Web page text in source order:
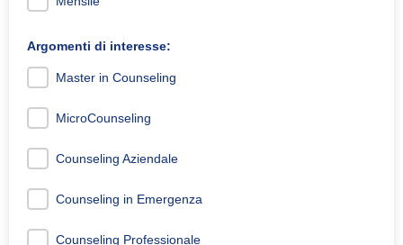
Argomenti di interesse:
Master in Counseling
MicroCounseling
Counseling Aziendale
Counseling in Emergenza
Counseling Professionale